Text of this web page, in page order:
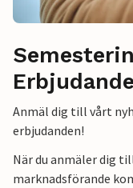
Anmäl dig till vårt
erbjudanden!
När du anmäler dig
marknadsförande